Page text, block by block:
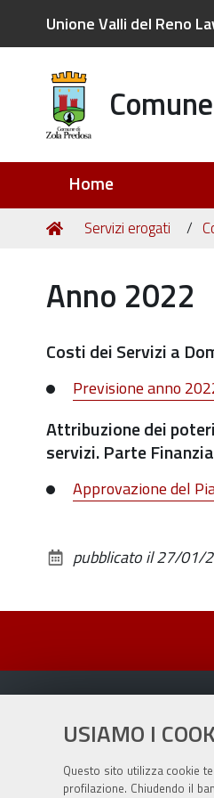
USIAMO I
Questo sito utilizza cookie
profilazione. Chiudendo il
Unione Valli del Reno
Home
Tu
Home
Servizi erogati
Anno 2022
Costi dei Servizi a
Previsione anno
Attribuzione dei
servizi. Parte
Approvazione del
pubblicato il27/01/
Sito istituzionale